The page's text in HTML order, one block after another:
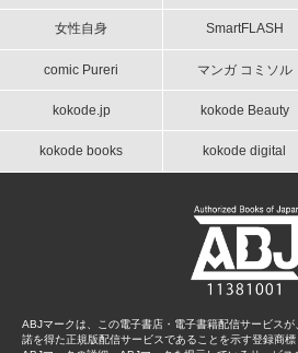
女性自身 SmartFLASH
comic Pureri マンガ コミソル
kokode.jp kokode Beauty
kokode books kokode digital
ABJマークは、この電子書店・電子書籍配信サービス
諾を得た正規版配信サービスであることを示す登録商